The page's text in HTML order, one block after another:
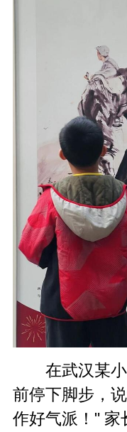
在武汉某
前停下脚步，
作好气派！" 家